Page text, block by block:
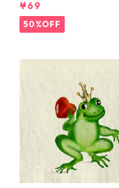
キン Forest Squirrel ホ
ト
¥69
50%OFF